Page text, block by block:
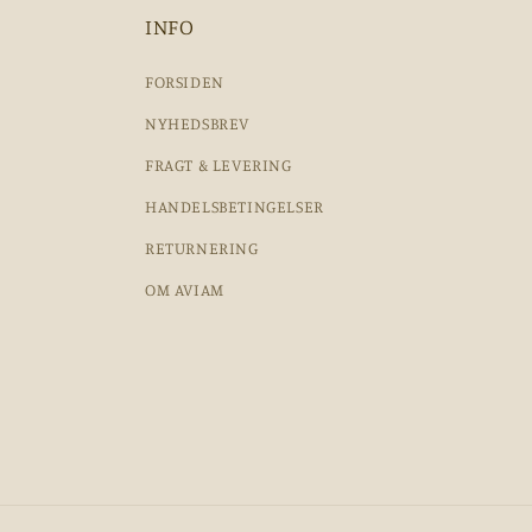
INFO
FORSIDEN
NYHEDSBREV
FRAGT & LEVERING
HANDELSBETINGELSER
RETURNERING
OM AVIAM